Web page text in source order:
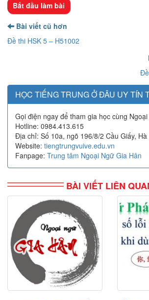
Bài viết cũ hơn
Đề thi HSK 5 – H51002
HỌC TIẾNG TRUNG Ở ĐÂU UY TÍN
Gọi điện ngay để tham gia học cùng
Hotline: 0984.413.615
Địa chỉ: Số 10a, ngõ 196/8/2 Cầu Giấy, Hà
Website: tiengtrungvuive.edu.vn
Fanpage: Trung tâm Ngoại Ngữ Gia Hân
BÀI VIẾT LIÊN